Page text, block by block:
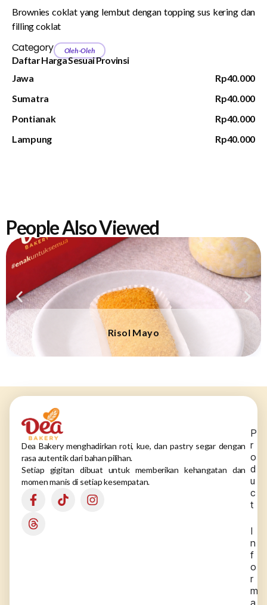
Brownies coklat yang lembut dengan topping sus kering dan
filling coklat
Category Oleh-Oleh
Daftar Harga Sesuai Provinsi
Jawa
Rp40.000
Sumatra
Rp40.000
Pontianak
Rp40.000
Lampung
Rp40.000
People Also Viewed
Risol Mayo
Dea Bakery menghadirkan roti, kue, dan pastry segar dengan
rasa autentik dari bahan pilihan.
Setiap gigitan dibuat untuk memberikan kehangatan dan
momen manis di setiap kesempatan.
P
r
o
d
u
c
t
I
n
f
o
r
m
a